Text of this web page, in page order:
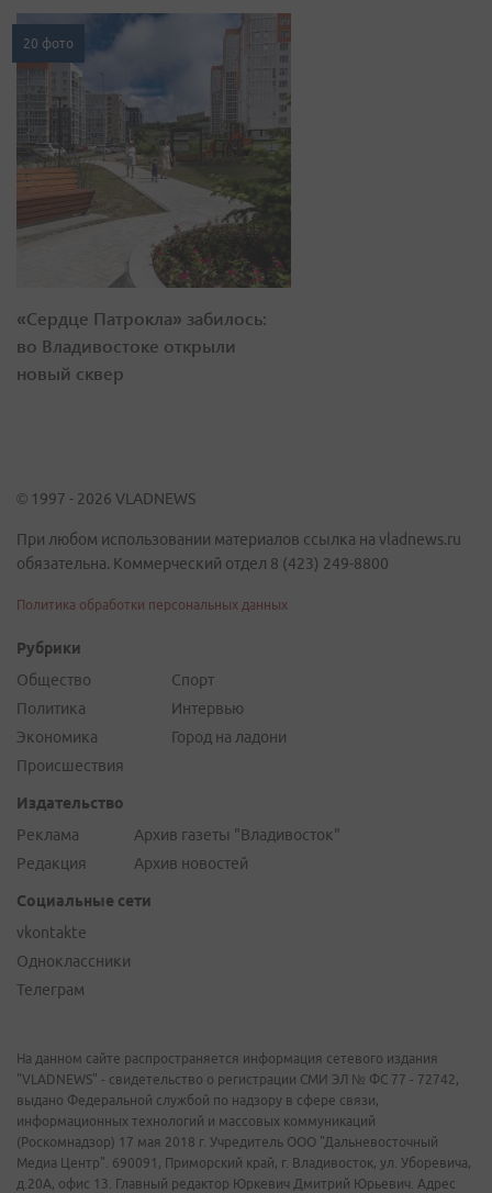
20 фото
«Сердце Патрокла» забилось:
во Владивостоке открыли
новый сквер
© 1997 - 2026 VLADNEWS
При любом использовании материалов ссылка на vladnews.ru
обязательна. Коммерческий отдел 8 (423) 249-8800
Политика обработки персональных данных
Рубрики
Общество
Политика
Экономика
Происшествия
Спорт
Интервью
Город на ладони
Издательство
Реклама
Редакция
Архив газеты "Владивосток"
Архив новостей
Социальные сети
vkontakte
Одноклассники
Телеграм
На данном сайте распространяется информация сетевого издания
"VLADNEWS" - свидетельство о регистрации СМИ ЭЛ № ФС 77 - 72742,
выдано Федеральной службой по надзору в сфере связи,
информационных технологий и массовых коммуникаций
(Роскомнадзор) 17 мая 2018 г. Учредитель ООО "Дальневосточный
Медиа Центр". 690091, Приморский край, г. Владивосток, ул. Уборевича,
д.20А, офис 13. Главный редактор Юркевич Дмитрий Юрьевич. Адрес